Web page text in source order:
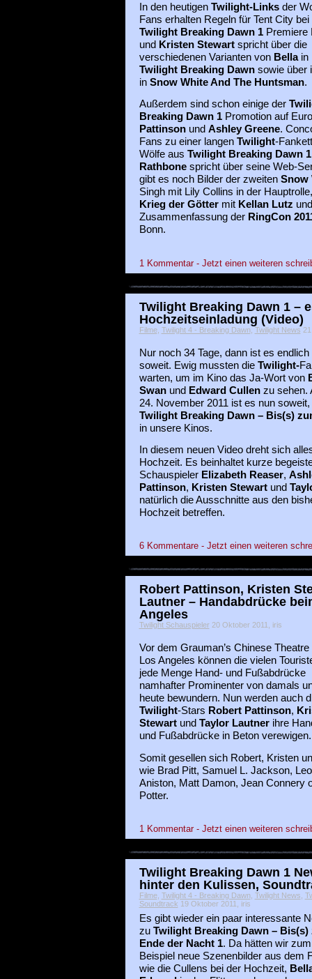
In den heutigen Twilight-Linksder
Fans erhalten Regeln für Tent City bei
Twilight Breaking Dawn 1Premiere
und Kristen Stewartspricht über die
verschiedenen Varianten von Bella in
Twilight Breaking Dawnsowie über
in Snow White And The Huntsman.
Außerdem sind schon einige der
Breaking Dawn 1Promotion auf
Pattinsonund Ashley Greene.
Fans zu einer langen Twilight-
Wölfe aus Twilight Breaking Dawn 1
Rathbonespricht über seine Web-
gibt es noch Bilder der zweiten Snow
Singh mit Lily Collins in der
Krieg der Göttermit Kellan Lutz
Zusammenfassung der RingCon
Bonn.
1 Kommentar - Jetzt einen weiteren
Twilight Breaking Dawn 1 –
Hochzeitseinladung (Video)
Filme, Twilight 4 - Breaking Dawn, Twilight News
Nur noch 34 Tage, dann ist es endlich
soweit. Ewig mussten die Twilight-
warten, um im Kino das Ja-Wort von
Swanund Edward Cullenzu sehen.
24. November 2011 ist es nun soweit,
Twilight Breaking Dawn – Bis(s)
in unsere Kinos.
In diesem neuen Video dreht sich
Hochzeit. Es beinhaltet kurze
Schauspieler Elizabeth Reaser,
Pattinson, Kristen Stewartund
natürlich die Ausschnitte aus den
Hochzeit betreffen.
6 Kommentare - Jetzt einen weiteren
Robert Pattinson, Kristen
Lautner – Handabdrücke
Angeles
Twilight Schauspieler20 Oktober 2011, iris
Vor dem Grauman’s Chinese Theatre
Los Angeles können die vielen
jede Menge Hand- und Fußabdrücke
namhafter Prominenter von damals
heute bewundern. Nun werden auch
Twilight-Stars Robert Pattinson,
Stewartund Taylor Lautnerihre
und Fußabdrücke in Beton verewigen.
Somit gesellen sich Robert, Kristen
wie Brad Pitt, Samuel L. Jackson,
Aniston, Matt Damon, Jean Connery
Potter.
1 Kommentar - Jetzt einen weiteren
Twilight Breaking Dawn 1
hinter den Kulissen,
Filme, Twilight 4 - Breaking Dawn, Twilight News
Soundtrack 19 Oktober 2011, iris
Es gibt wieder ein paar interessante
zu Twilight Breaking Dawn – Bis(s)
Ende der Nacht 1. Da hätten wir zum
Beispiel neue Szenenbilder aus dem
wie die Cullens bei der Hochzeit,